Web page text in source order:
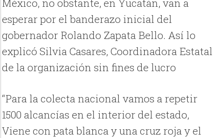
México, no obstante, en Yucatán, van a
esperar por el banderazo inicial del
gobernador Rolando Zapata Bello. Así lo
explicó Silvia Casares, Coordinadora Estatal
de la organización sin fines de lucro
“Para la colecta nacional vamos a repetir
1500 alcancías en el interior del estado,
Viene con pata blanca y una cruz roja y el